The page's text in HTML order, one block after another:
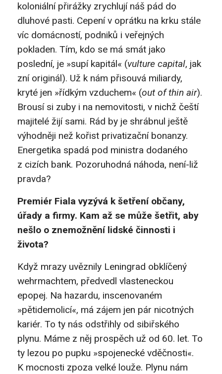
koloniální přirážky zrychlují náš pád do
dluhové pasti. Cepení v oprátku na krku stále
víc domácností, podniků i veřejných
pokladen. Tím, kdo se má smát jako
poslední, je »supí kapitál« (vulture capital, jak
zní originál). Už k nám přisouvá miliardy,
kryté jen »řídkým vzduchem« (out of thin air).
Brousí si zuby i na nemovitosti, v nichž čeští
majitelé žijí sami. Rád by je shrábnul ještě
výhodněji než kořist privatizační bonanzy.
Energetika spadá pod ministra dodaného
z cizích bank. Pozoruhodná náhoda, není-liž
pravda?
Premiér Fiala vyzývá k šetření občany,
úřady a firmy. Kam až se může šetřit, aby
nešlo o znemožnění lidské činnosti i
života?
Když mrazy uvěznily Leningrad obklíčený
wehrmachtem, předvedl vlasteneckou
epopej. Na hazardu, inscenovaném
»pětidemolicí«, má zájem jen pár nicotných
kariér. To ty nás odstřihly od sibiřského
plynu. Máme z něj prospěch už od 60. let. To
ty lezou po pupku »spojenecké vděčnosti«.
K mocnosti zpoza velké louže. Plynu nám